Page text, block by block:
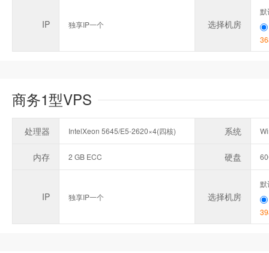
IP 独享IP一个 选择机房
默
商务1型VPS
处理器 IntelXeon 5645/E5-2620×4(四核) 系统
内存 2 GB ECC 硬盘
IP 独享IP一个 选择机房
默